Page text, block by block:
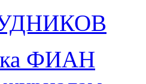
ФИАН